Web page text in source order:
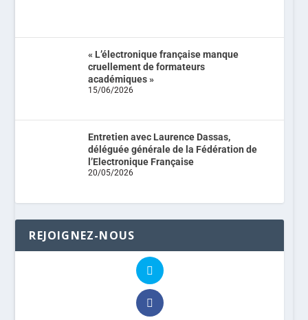
« L’électronique française manque
cruellement de formateurs
académiques »
15/06/2026
Entretien avec Laurence Dassas,
déléguée générale de la Fédération de
l’Electronique Française
20/05/2026
REJOIGNEZ-NOUS